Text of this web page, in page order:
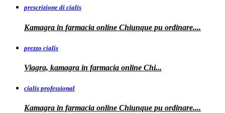
prescrizione di cialis
Kamagra in farmacia online Chiunque pu ordinare....
prezzo cialis
Viagra, kamagra in farmacia online Chi...
cialis professional
Kamagra in farmacia online Chiunque pu ordinare....